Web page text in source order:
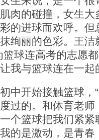
肉的碰撞，女生
的进球而欢呼。
绚丽的色彩。王
篮球连高考的志愿
我与篮球连在一起
开始接触篮球，“
过的。和体育老
个篮球把我们紧
的是激动，是青